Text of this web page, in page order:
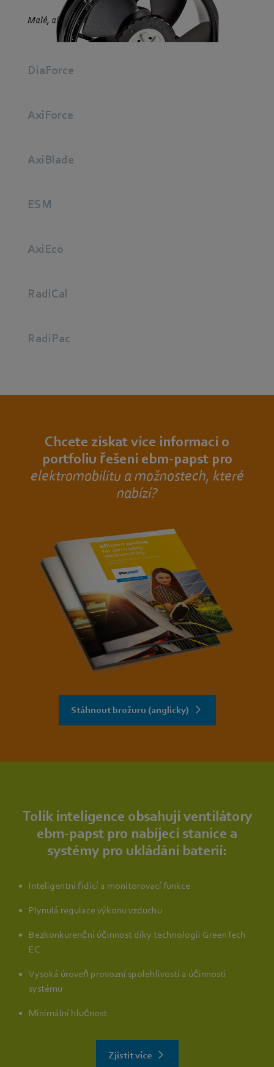
Malé, ale výkonné.
DiaForce
AxiForce
AxiBlade
ESM
AxiEco
RadiCal
RadiPac
Chcete získat více informací o
portfoliu řešení ebm‑papst pro
elektromobilitu a možnostech, které
nabízí?
Stáhnout brožuru (anglicky)
Tolik inteligence obsahují ventilátory
ebm‑papst pro nabíjecí stanice a
systémy pro ukládání baterií:
Inteligentní řídicí a monitorovací funkce
Plynulá regulace výkonu vzduchu
Bezkonkurenční účinnost díky technologii GreenTech
EC
Vysoká úroveň provozní spolehlivosti a účinnosti
systému
Minimální hlučnost
Zjistit více